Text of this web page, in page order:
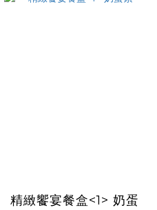
精緻饗宴餐盒<1> 奶蛋